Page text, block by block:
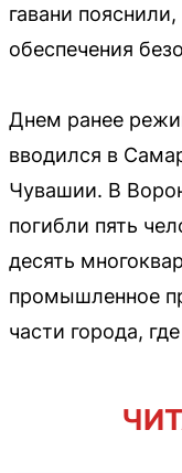
гавани
обеспечения
Днем ранее
вводился в
Чувашии. В
погибли пять
десять
промышленное
части города,